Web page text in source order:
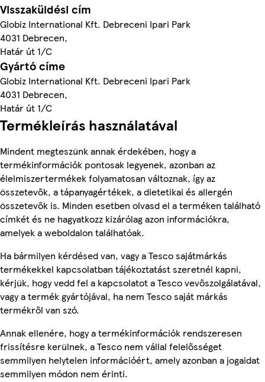
Visszaküldési cím
Globiz International Kft. Debreceni Ipari Park
4031 Debrecen,
Határ út 1/C
Gyártó címe
Globiz International Kft. Debreceni Ipari Park
4031 Debrecen,
Határ út 1/C
Termékleírás használatával
Mindent megteszünk annak érdekében, hogy a
termékinformációk pontosak legyenek, azonban az
élelmiszertermékek folyamatosan változnak, így az
összetevők, a tápanyagértékek, a dietetikai és allergén
összetevők is. Minden esetben olvasd el a terméken található
címkét és ne hagyatkozz kizárólag azon információkra,
amelyek a weboldalon találhatóak.
Ha bármilyen kérdésed van, vagy a Tesco sajátmárkás
termékekkel kapcsolatban tájékoztatást szeretnél kapni,
kérjük, hogy vedd fel a kapcsolatot a Tesco vevőszolgálatával,
vagy a termék gyártójával, ha nem Tesco saját márkás
termékről van szó.
Annak ellenére, hogy a termékinformációk rendszeresen
frissítésre kerülnek, a Tesco nem vállal felelősséget
semmilyen helytelen információért, amely azonban a jogaidat
semmilyen módon nem érinti.